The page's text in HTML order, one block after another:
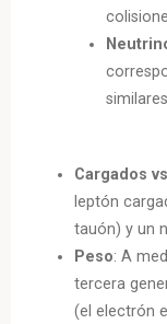
Cargados
leptón
tauón) y un
Peso: A
tercera
(el electrón